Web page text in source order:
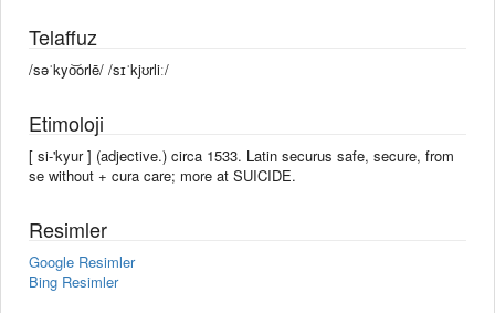
Telaffuz
/səˈkyo͝orlē/ /sɪˈkjʊrliː/
Etimoloji
[ si-'kyur ] (adjective.) circa 1533. Latin securus safe, secure, from
se without + cura care; more at SUICIDE.
Resimler
Google Resimler
Bing Resimler